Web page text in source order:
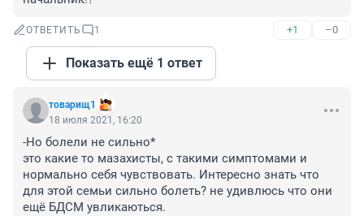
ОТВЕТИТЬ 1 +1 –0
Показать ещё 1 ответ
товарищ1
18 июля 2021, 16:20
-Но болели не сильно*
это какие то мазахисты, с такими симптомами и
нормально себя чувствовать. Интересно знать что
для этой семьи сильно болеть? не удивлюсь что они
ещё БДСМ увликаються.